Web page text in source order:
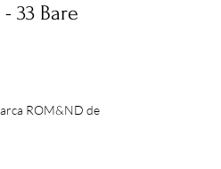
33 Bare
ROM&ND de